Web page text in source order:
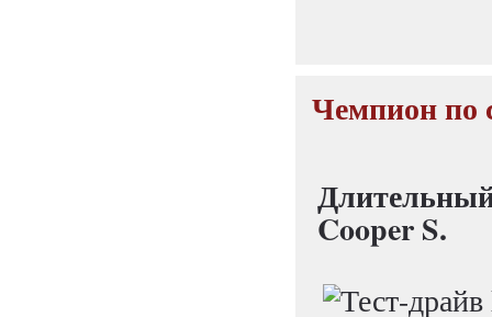
Чемпион по
Cooper S.